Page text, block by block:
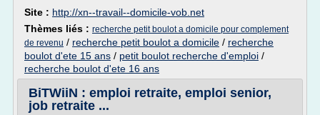
Site : http://xn--travail--domicile-vob.net
Thèmes liés : recherche petit boulot a domicile pour complement
de revenu / recherche petit boulot a domicile / recherche
boulot d'ete 15 ans / petit boulot recherche d'emploi /
recherche boulot d'ete 16 ans
BiTWiiN : emploi retraite, emploi senior,
job retraite ...